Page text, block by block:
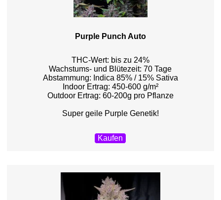
Purple Punch Auto
THC-Wert: bis zu 24%
Wachstums- und Blütezeit: 70 Tage
Abstammung: Indica 85% / 15% Sativa
Indoor Ertrag: 450-600 g/m²
Outdoor Ertrag: 60-200g pro Pflanze
Super geile Purple Genetik!
Kaufen